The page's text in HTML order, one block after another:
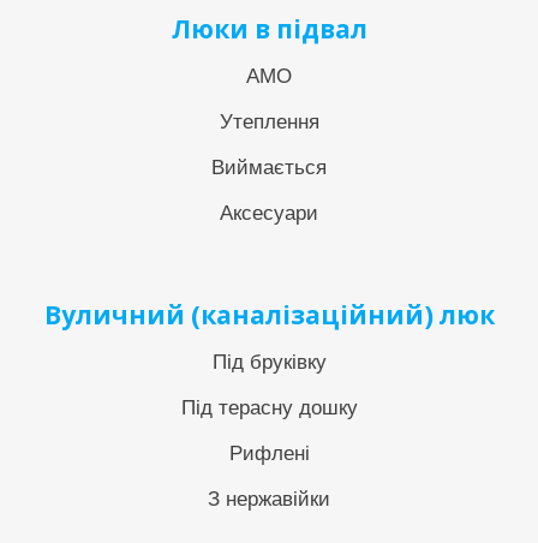
Люки в підвал
АМО
Утеплення
Виймається
Аксесуари
Вуличний (каналізаційний) люк
Під бруківку
Під терасну дошку
Рифлені
З нержавійки